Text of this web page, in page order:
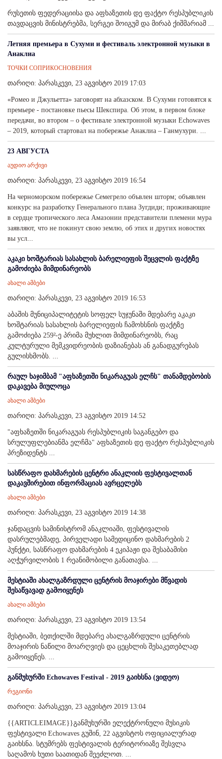
რუსეთის ფედერაციისა და აფხაზეთის დე ფაქტო რესპუბლიკის
თავდაცვის მინისტრებმა, სერგეი შოიგუმ და მირაბ ქიშმარიამ ...
Летняя премьера в Сухуми и фестиваль электронной музыки в
Анаклиа
ТОЧКИ СОПРИКОСНОВЕНИЯ
თარიღი: პარასკევი, 23 აგვისტო 2019 17:03
«Ромео и Джульетта» заговорят на абхазском. В Сухуми готовятся к
премьере - постановке пьесы Шекспира. Об этом, в первом блоке
передачи, во втором – о фестивале электронной музыки Echowaves
– 2019, который стартовал на побережье Анаклиа – Ганмухури. ...
23 АВГУСТА
აუდიო არქივი
თარიღი: პარასკევი, 23 აგვისტო 2019 16:54
На черноморском побережье Семегрело объвлен шторм; объявлен
конкурс на разработку Генерального плана Зугдиди; проживающие
в сердце тропического леса Амазонии представители племени мура
заявляют, что не покинут свою землю, об этих и других новостях
вы усл...
აკაკი ხოშტარიას სასახლის ბარელიეფის შეცვლის ფაქტზე
გამოძიება მიმდინარეობს
ახალი ამბები
თარიღი: პარასკევი, 23 აგვისტო 2019 16:53
აბაშის მუნიციპალიტეტის სოფელ სუჯუნაში მდებარე აკაკი
ხოშტარიას სასახლის ბარელიეფის ჩამოხსნის ფაქტზე
გამოძიება 259²-ე პრიმა მუხლით მიმდინარეობს, რაც
კულტურული მემკვიდრეობის დაზიანებას ან განადგურებას
გულისხმობს. ...
რაულ ხაჯიმბამ "აფხაზეთში ნიკარაგუას ელჩს" თანამდებობის
დაკავება მიულოცა
ახალი ამბები
თარიღი: პარასკევი, 23 აგვისტო 2019 14:52
"აფხაზეთში ნიკარაგუას რესპუბლიკის საგანგებო და
სრულუფლებიანმა ელჩმა" აფხაზეთის დე ფაქტო რესპუბლიკის
პრეზიდენტს ...
სასწრაფო დახმარების ცენტრი ანაკლიის ფესტივალთან
დაკავშირებით ინფორმაციას ავრცელებს
ახალი ამბები
თარიღი: პარასკევი, 23 აგვისტო 2019 14:38
ჯანდაცვის სამინისტრომ ანაკლიაში, ფესტივალის
დასრულებმადე, პირველადი სამედიცინო დახმარების 2
პუნქტი, სასწრაფო დახმარების 4 ეკიპაჟი და შესაბამისი
აღჭურვილობის 1 რეანიმობილი განათავსა. ...
მესტიაში ახალგაზრდული ცენტრის მოაჯირები მწვადის
შესაწვავად გამოიყენეს
ახალი ამბები
თარიღი: პარასკევი, 23 აგვისტო 2019 13:54
მესტიაში, ბეთქილში მდებარე ახალგაზრდული ცენტრის
მოაჯირის ნაწილი მოარღვიეს და ცეცხლის შესაკეთებლად
გამოიყენეს. ...
განმუხურში Echowaves Festival - 2019 გაიხსნა (ვიდეო)
რეგიონი
თარიღი: პარასკევი, 23 აგვისტო 2019 13:04
{{ARTICLEIMAGE}}განმუხურში ელექტრონული მუსიკის
ფესტივალი Echowaves გუშინ, 22 აგვისტოს ოფიციალურად
გაიხსნა. სტუმრებს ფესტივალის ტერიტორიაზე შესვლა
საღამოს ხუთი საათიდან შეეძლოთ. ...